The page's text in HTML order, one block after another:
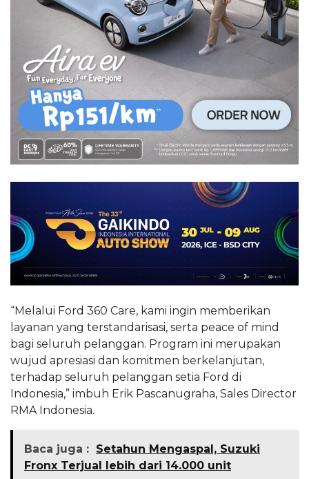
“Melalui Ford 360 Care, kami ingin memberikan
layanan yang terstandarisasi, serta peace of mind
bagi seluruh pelanggan. Program ini merupakan
wujud apresiasi dan komitmen berkelanjutan,
terhadap seluruh pelanggan setia Ford di
Indonesia,” imbuh Erik Pascanugraha, Sales Director
RMA Indonesia.
Baca juga : Setahun Mengaspal, Suzuki
Fronx Terjual lebih dari 14.000 unit